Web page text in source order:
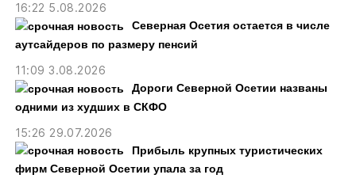
16:22 5.08.2026
Северная Осетия остается в числе
аутсайдеров по размеру пенсий
11:09 3.08.2026
Дороги Северной Осетии названы
одними из худших в СКФО
15:26 29.07.2026
Прибыль крупных туристических
фирм Северной Осетии упала за год